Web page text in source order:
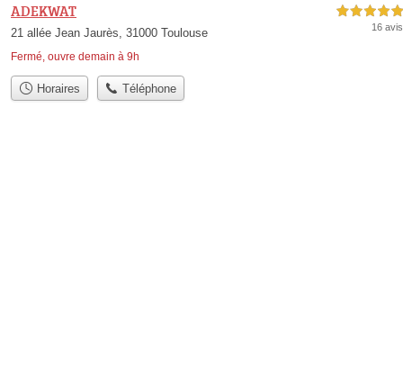
ADEKWAT
21 allée Jean Jaurès, 31000 Toulouse
Fermé, ouvre demain à 9h
5,0 étoiles sur 5
16 avis
Horaires Téléphone